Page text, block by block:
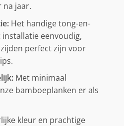
na jaar.
Het handige tong-en-
eenvoudig,
perfect zijn voor
Met minimaal
bamboeplanken er als
kleur en prachtige